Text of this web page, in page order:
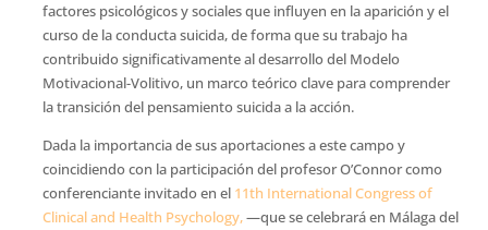
factores psicológicos y sociales que influyen en la aparición y el
curso de la conducta suicida, de forma que su trabajo ha
contribuido significativamente al desarrollo del Modelo
Motivacional-Volitivo, un marco teórico clave para comprender
la transición del pensamiento suicida a la acción.
Dada la importancia de sus aportaciones a este campo y
coincidiendo con la participación del profesor O’Connor como
conferenciante invitado en el 11th International Congress of
Clinical and Health Psychology,—que se celebrará en Málaga del